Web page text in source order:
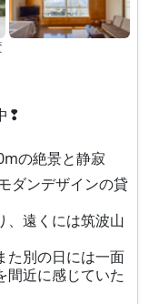
❢
の絶景と静寂
ダンデザインの貸
、遠くには筑波山
た別の日には一面
間近に感じていた